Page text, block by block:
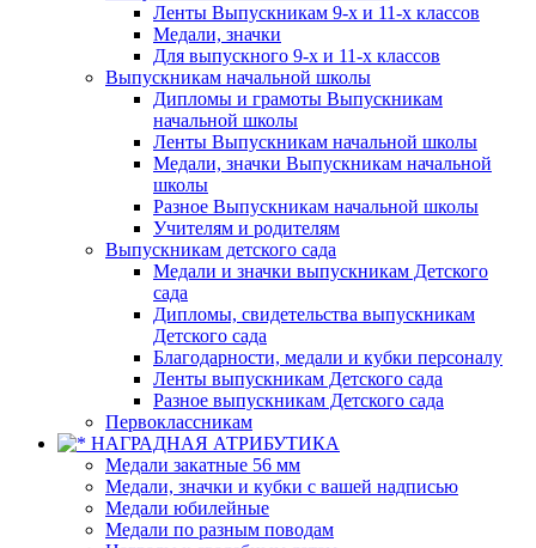
Ленты Выпускникам 9-х и 11-х классов
Медали, значки
Для выпускного 9-х и 11-х классов
Выпускникам начальной школы
Дипломы и грамоты Выпускникам
начальной школы
Ленты Выпускникам начальной школы
Медали, значки Выпускникам начальной
школы
Разное Выпускникам начальной школы
Учителям и родителям
Выпускникам детского сада
Медали и значки выпускникам Детского
сада
Дипломы, свидетельства выпускникам
Детского сада
Благодарности, медали и кубки персоналу
Ленты выпускникам Детского сада
Разное выпускникам Детского сада
Первоклассникам
НАГРАДНАЯ АТРИБУТИКА
Медали закатные 56 мм
Медали, значки и кубки с вашей надписью
Медали юбилейные
Медали по разным поводам